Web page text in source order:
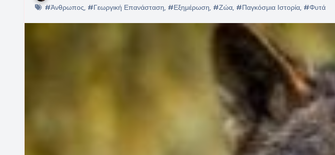
#Άνθρωπος, #Γεωργική Επανάσταση, #Εξημέρωση, #Ζώα, #Παγκόσμια Ιστορία, #Φυτά